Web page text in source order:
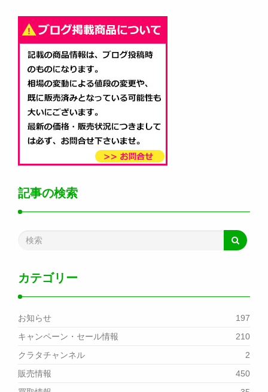
記事の検索
カテゴリー
お知らせ
197
キャンペーン・セール情報
210
クラタチャンネル
2
販売情報
450